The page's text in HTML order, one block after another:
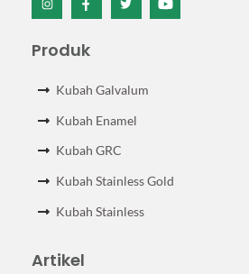
Icon
Icon
Icon
Icon
Produk
Kubah Galvalum
Kubah Enamel
Kubah GRC
Kubah Stainless Gold
Kubah Stainless
Artikel